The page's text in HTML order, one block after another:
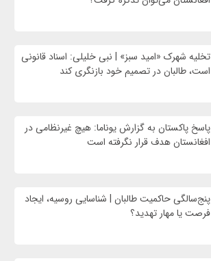
تخلیه شهرک «امید سبز» | نبی خلیلی: اسناد قانونی
است، طالبان در تصمیم خود بازنگری کند
پاسخ پاکستان به گزارش یوناما: هیچ غیرنظامی در
افغانستان هدف قرار نگرفته است
پنج‌سالگی حاکمیت طالبان | شناسایی روسیه، ایجاد
فرصت‌ یا مهار تهدید؟